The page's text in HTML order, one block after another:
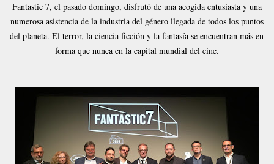
Fantastic 7, el pasado domingo, disfrutó de una acogida entusiasta y una
numerosa asistencia de la industria del género llegada de todos los puntos
del planeta. El terror, la ciencia ficción y la fantasía se encuentran más en
forma que nunca en la capital mundial del cine.